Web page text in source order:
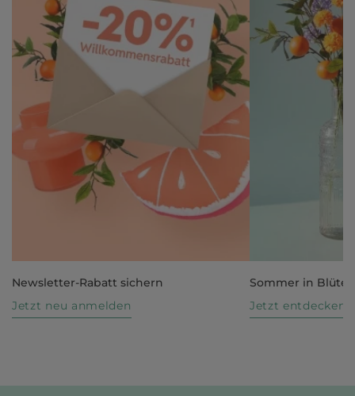
Newsletter-Rabatt sichern
Jetzt neu anmelden
Sommer in Blüte
Jetzt entdecken